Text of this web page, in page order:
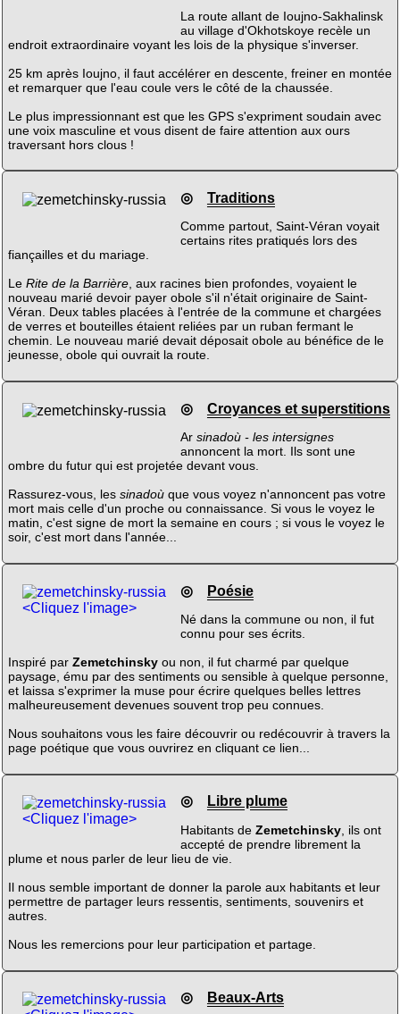
La route allant de Ioujno-Sakhalinsk
au village d'Okhotskoye recèle un
endroit extraordinaire voyant les lois de la physique s'inverser.
25 km après Ioujno, il faut accélérer en descente, freiner en montée
et remarquer que l'eau coule vers le côté de la chaussée.
Le plus impressionnant est que les GPS s'expriment soudain avec
une voix masculine et vous disent de faire attention aux ours
traversant hors clous !
◎ Traditions
Comme partout, Saint-Véran voyait
certains rites pratiqués lors des
fiançailles et du mariage.
Le Rite de la Barrière, aux racines bien profondes, voyaient le
nouveau marié devoir payer obole s'il n'était originaire de Saint-
Véran. Deux tables placées à l'entrée de la commune et chargées
de verres et bouteilles étaient reliées par un ruban fermant le
chemin. Le nouveau marié devait déposait obole au bénéfice de le
jeunesse, obole qui ouvrait la route.
◎ Croyances et superstitions
Ar sinadoù - les intersignes
annoncent la mort. Ils sont une
ombre du futur qui est projetée devant vous.
Rassurez-vous, les sinadoùque vous voyez n'annoncent pas votre
mort mais celle d'un proche ou connaissance. Si vous le voyez le
matin, c'est signe de mort la semaine en cours ; si vous le voyez le
soir, c'est mort dans l'année...
<Cliquez l'image>
◎ Poésie
Né dans la commune ou non, il fut
connu pour ses écrits.
Inspiré par Zemetchinskyou non, il fut charmé par quelque
paysage, ému par des sentiments ou sensible à quelque personne,
et laissa s'exprimer la muse pour écrire quelques belles lettres
malheureusement devenues souvent trop peu connues.
Nous souhaitons vous les faire découvrir ou redécouvrir à travers la
page poétique que vous ouvrirez en cliquant ce lien...
<Cliquez l'image>
◎ Libre plume
Habitants de Zemetchinsky, ils ont
accepté de prendre librement la
plume et nous parler de leur lieu de vie.
Il nous semble important de donner la parole aux habitants et leur
permettre de partager leurs ressentis, sentiments, souvenirs et
autres.
Nous les remercions pour leur participation et partage.
◎ Beaux-Arts